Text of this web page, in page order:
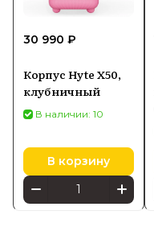
30 990 ₽
Корпус Hyte X50,
клубничный
В наличии: 10
В корзину